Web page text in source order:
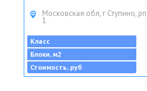
Московская обл, г Ступино,
1
Класс
Блоки, м2
Стоимость, руб